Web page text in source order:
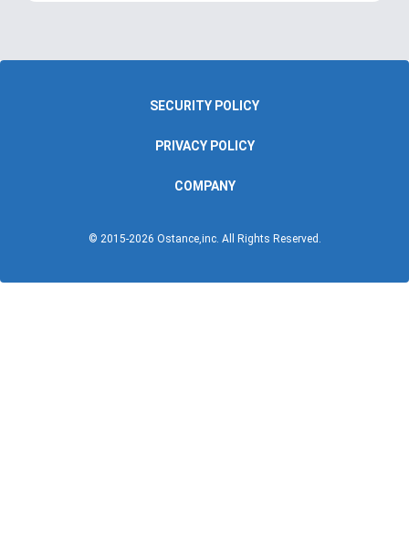
SECURITY POLICY
PRIVACY POLICY
COMPANY
© 2015-2026 Ostance,inc. All Rights Reserved.